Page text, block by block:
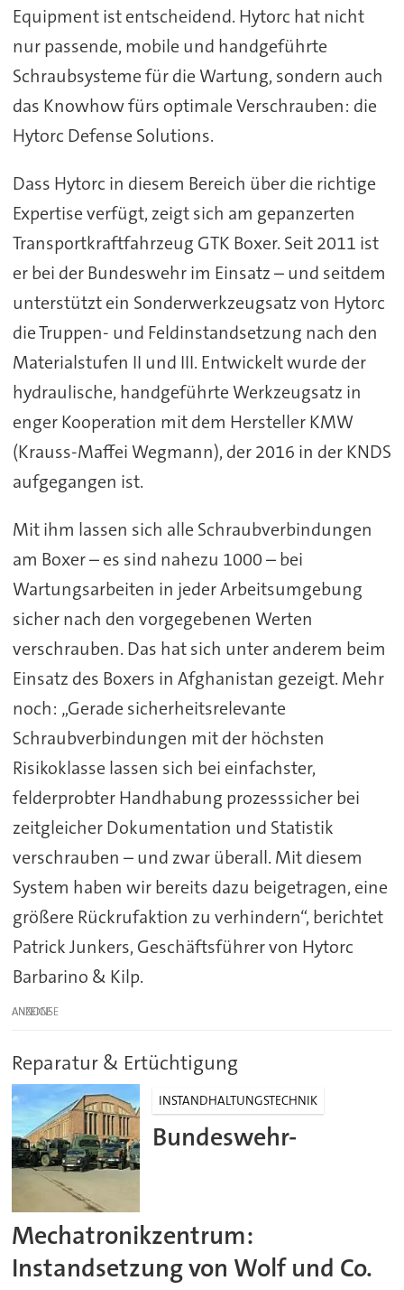
Equipment ist entscheidend. Hytorc hat nicht
nur passende, mobile und handgeführte
Schraubsysteme für die Wartung, sondern auch
das Knowhow fürs optimale Verschrauben: die
Hytorc Defense Solutions.
Dass Hytorc in diesem Bereich über die richtige
Expertise verfügt, zeigt sich am gepanzerten
Transportkraftfahrzeug GTK Boxer. Seit 2011 ist
er bei der Bundeswehr im Einsatz – und seitdem
unterstützt ein Sonderwerkzeugsatz von Hytorc
die Truppen- und Feldinstandsetzung nach den
Materialstufen II und III. Entwickelt wurde der
hydraulische, handgeführte Werkzeugsatz in
enger Kooperation mit dem Hersteller KMW
(Krauss-Maffei Wegmann), der 2016 in der KNDS
aufgegangen ist.
Mit ihm lassen sich alle Schraubverbindungen
am Boxer – es sind nahezu 1000 – bei
Wartungsarbeiten in jeder Arbeitsumgebung
sicher nach den vorgegebenen Werten
verschrauben. Das hat sich unter anderem beim
Einsatz des Boxers in Afghanistan gezeigt. Mehr
noch: „Gerade sicherheitsrelevante
Schraubverbindungen mit der höchsten
Risikoklasse lassen sich bei einfachster,
felderprobter Handhabung prozesssicher bei
zeitgleicher Dokumentation und Statistik
verschrauben – und zwar überall. Mit diesem
System haben wir bereits dazu beigetragen, eine
größere Rückrufaktion zu verhindern“, berichtet
Patrick Junkers, Geschäftsführer von Hytorc
Barbarino & Kilp.
ANZEIGE
Reparatur & Ertüchtigung
INSTANDHALTUNGSTECHNIK
Bundeswehr-
Mechatronikzentrum:
Instandsetzung von Wolf und Co.